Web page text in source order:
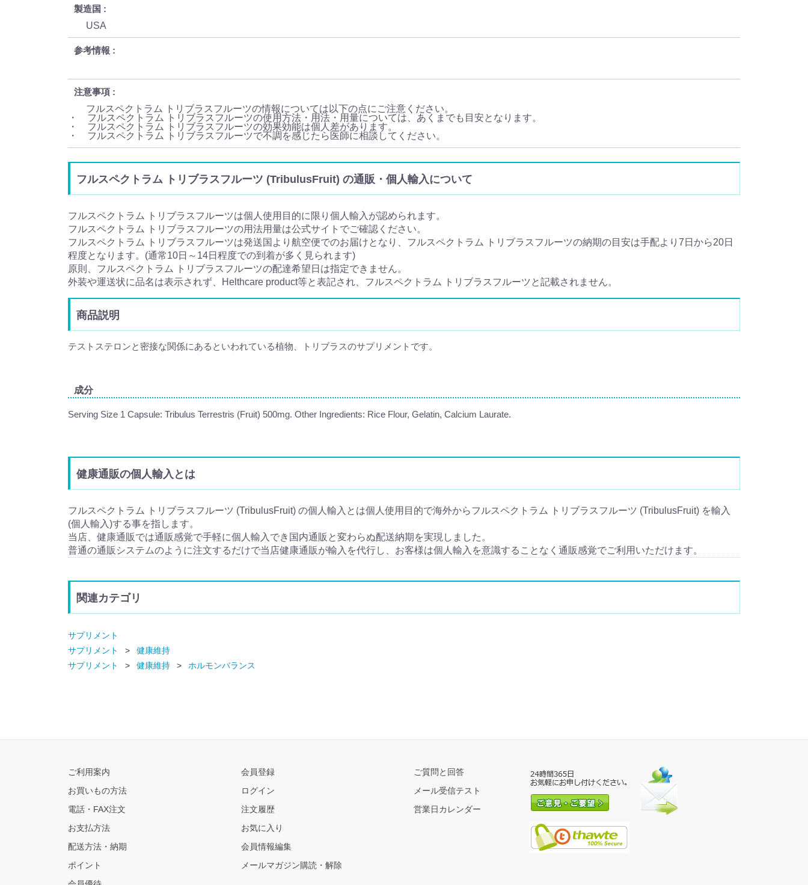
製造国
USA
参考情報
注意事項
フルスペクトラム トリブラスフルーツの情報については以下の点にご注意ください。
・ フルスペクトラム トリブラスフルーツの使用方法・用法・用量については、あくまでも目安となります。
・ フルスペクトラム トリブラスフルーツの効果効能は個人差があります。
・ フルスペクトラム トリブラスフルーツで不調を感じたら医師に相談してください。
フルスペクトラム トリブラスフルーツ (TribulusFruit) の通販・個人輸入について
フルスペクトラム トリブラスフルーツは個人使用目的に限り個人輸入が認められます。
フルスペクトラム トリブラスフルーツの用法用量は公式サイトでご確認ください。
フルスペクトラム トリブラスフルーツは発送国より航空便でのお届けとなり、フルスペクトラム トリブラスフルーツの納期の目安は手配より7日から20日
程度となります。(通常10日～14日程度での到着が多く見られます)
原則、フルスペクトラム トリブラスフルーツの配達希望日は指定できません。
外装や運送状に品名は表示されず、Helthcare product等と表記され、フルスペクトラム トリブラスフルーツと記載されません。
商品説明
テストステロンと密接な関係にあるといわれている植物、トリブラスのサプリメントです。
成分
Serving Size 1 Capsule: Tribulus Terrestris (Fruit) 500mg. Other Ingredients: Rice Flour, Gelatin, Calcium Laurate.
健康通販の個人輸入とは
フルスペクトラム トリブラスフルーツ (TribulusFruit) の個人輸入とは個人使用目的で海外からフルスペクトラム トリブラスフルーツ (TribulusFruit) を輸入
(個人輸入)する事を指します。
当店、健康通販では通販感覚で手軽に個人輸入でき国内通販と変わらぬ配送納期を実現しました。
普通の通販システムのように注文するだけで当店健康通販が輸入を代行し、お客様は個人輸入を意識することなく通販感覚でご利用いただけます。
関連カテゴリ
サプリメント
サプリメント
健康維持
サプリメント
健康維持 ホルモンバランス
ご利用案内
お買いもの方法
電話・FAX注文
お支払方法
配送方法・納期
ポイント
会員登録
ログイン
注文履歴
お気に入り
会員情報編集
メールマガジン購読・解除
ご質問と回答
メール受信テスト
営業日カレンダー